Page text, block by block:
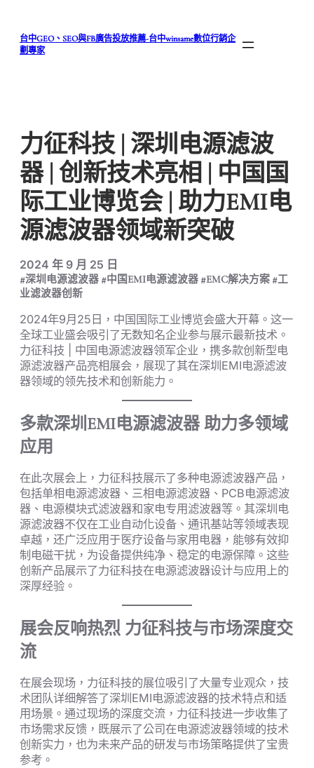
台中GEO、SEO與FB廣告投放推薦-台中winsame數位行銷企
劃專家
力征科技 | 深圳电源滤波
器 | 创新技术亮相 | 中国国
际工业博览会 | 助力EMI电
源滤波器领域新突破
2024 年 9 月 25 日
#深圳电源滤波器 #中国EMI电源滤波器 #EMC解决方案 #工
业滤波器创新
2024年9月25日，中国国际工业博览会盛大开幕。这一
全球工业盛会吸引了无数知名企业参与展示最新技术。
力征科技 | 中国电源滤波器领军企业，携多款创新型电
源滤波器产品亮相展会，展现了其在深圳EMI电源滤波
器领域的领先技术和创新能力。
多款深圳EMI电源滤波器 助力多领域
应用
在此次展会上，力征科技展示了多种电源滤波器产品，
包括单相电源滤波器、三相电源滤波器、PCB电源滤波
器、电源模块式滤波器和家电专用滤波器等。其深圳电
源滤波器不仅在工业自动化设备、通讯基站等领域表现
卓越，还广泛应用于医疗设备与家用电器，能够有效抑
制电磁干扰，为设备提供纯净、稳定的电源保障。这些
创新产品展示了力征科技在电源滤波器设计与应用上的
深厚经验。
展会反响热烈 力征科技与市场深度交
流
在展会现场，力征科技的展位吸引了大量专业观众，技
术团队详细解答了深圳EMI电源滤波器的技术特点和适
用场景。通过现场的深度交流，力征科技进一步收集了
市场需求反馈，既展示了公司在电源滤波器领域的技术
创新实力，也为未来产品的研发与市场策略提供了宝贵
参考。